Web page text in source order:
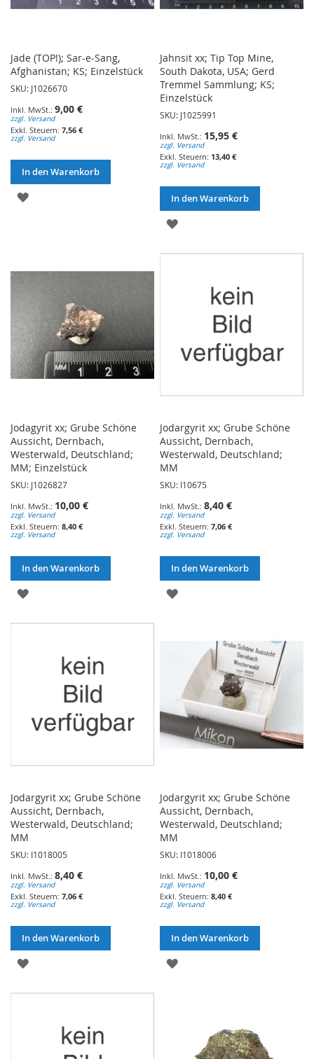
Jade (TOP!); Sar-e-Sang,
Afghanistan; KS; Einzelstück
SKU: J1026670
9,00 €
zzgl. Versand
7,56 €
zzgl. Versand
In den Warenkorb
ZUR
Jahnsit xx; Tip Top Mine,
South Dakota, USA; Gerd
Tremmel Sammlung; KS;
Einzelstück
SKU: J1025991
15,95 €
zzgl. Versand
13,40 €
zzgl. Versand
In den Warenkorb
ZUR
Jodagyrit xx; Grube Schöne
Aussicht, Dernbach,
Westerwald, Deutschland;
MM; Einzelstück
SKU: J1026827
10,00 €
zzgl. Versand
8,40 €
zzgl. Versand
In den Warenkorb
ZUR
Jodargyrit xx; Grube Schöne
Aussicht, Dernbach,
Westerwald, Deutschland;
MM
SKU: I10675
8,40 €
zzgl. Versand
7,06 €
zzgl. Versand
In den Warenkorb
ZUR
HINZUFÜGEN
Jodargyrit xx; Grube Schöne
Aussicht, Dernbach,
Westerwald, Deutschland;
MM
SKU: I1018005
8,40 €
zzgl. Versand
7,06 €
zzgl. Versand
In den Warenkorb
ZUR
Jodargyrit xx; Grube Schöne
Aussicht, Dernbach,
Westerwald, Deutschland;
MM
SKU: I1018006
10,00 €
zzgl. Versand
8,40 €
zzgl. Versand
In den Warenkorb
ZUR